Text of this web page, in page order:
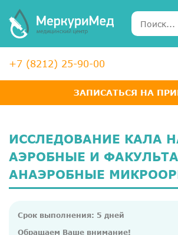
+7 (8212) 25-90-00
ЗАПИСАТЬСЯ НА
ИССЛЕДОВАНИЕ КАЛА
АЭРОБНЫЕ И
АНАЭРОБНЫЕ
Срок выполнения: 5 дней
Обращаем Ваше внимание!